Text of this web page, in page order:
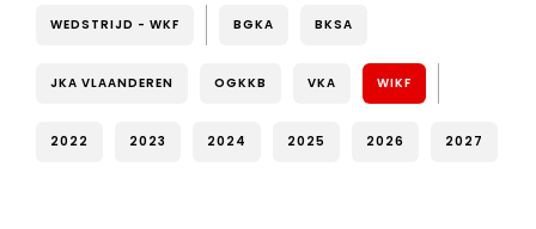
WEDSTRIJD - WKF BGKA BKSA
JKA VLAANDEREN OGKKB VKA WIKF
2022 2023 2024 2025 2026 2027